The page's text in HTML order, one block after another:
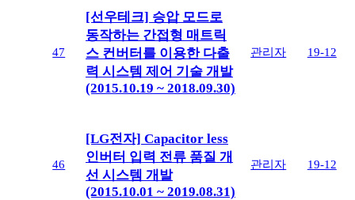
47
[선우테크] 승압 모드로
동작하는 간접형 매트릭
스 컨버터를 이용한 다출
력 시스템 제어 기술 개발
(2015.10.19 ~ 2018.09.30)
관리자 19-12
46
[LG전자] Capacitor less
인버터 입력 전류 품질 개
선 시스템 개발
(2015.10.01 ~ 2019.08.31)
관리자 19-12